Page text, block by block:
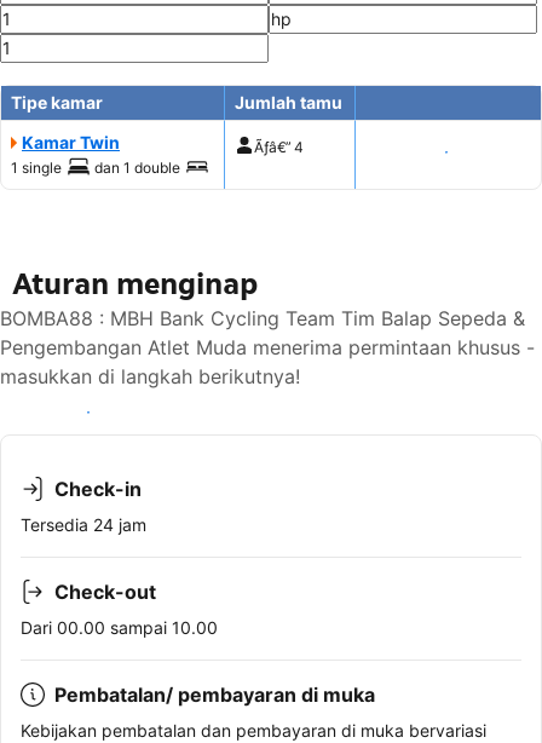
Tipe kamar
Jumlah tamu
Kamar Twin
1 single dan 1 double
Ãƒâ€” 4 Tampilkan harga
Aturan menginap
BOMBA88 : MBH Bank Cycling Team Tim Balap Sepeda &
Pengembangan Atlet Muda menerima permintaan khusus -
masukkan di langkah berikutnya!
Lihat ketersediaan
Check-in
Tersedia 24 jam
Check-out
Dari 00.00 sampai 10.00
Pembatalan/ pembayaran di muka
Kebijakan pembatalan dan pembayaran di muka bervariasi